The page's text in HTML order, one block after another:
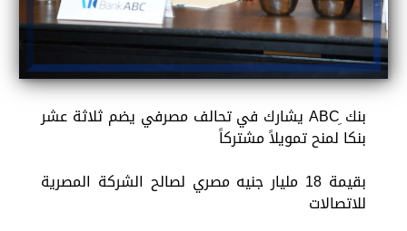
بنك ِABC يشارك في تحالف مصرفي يضم ثلاثة عشر
بنكا لمنح تمويلاً مشتركاً
بقيمة 18 مليار جنيه مصري لصالح الشركة المصرية
للاتصالات